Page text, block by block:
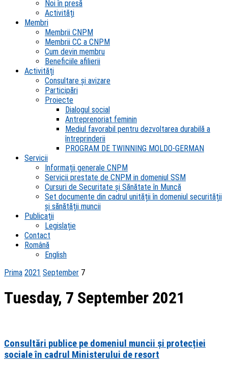
Noi în presă
Activități
Membri
Membrii CNPM
Membrii CC a CNPM
Cum devin membru
Beneficiile afilierii
Activități
Consultare și avizare
Participări
Proiecte
Dialogul social
Antreprenoriat feminin
Mediul favorabil pentru dezvoltarea durabilă a
întreprinderii
PROGRAM DE TWINNING MOLDO-GERMAN
Servicii
Informații generale CNPM
Servicii prestate de CNPM in domeniul SSM
Cursuri de Securitate și Sănătate în Muncă
Set documente din cadrul unității în domeniul securității
și sănătății muncii
Publicații
Legislație
Contact
Română
English
Prima 2021 September 7
Tuesday, 7 September 2021
Consultări publice pe domeniul muncii și protecției
sociale în cadrul Ministerului de resort